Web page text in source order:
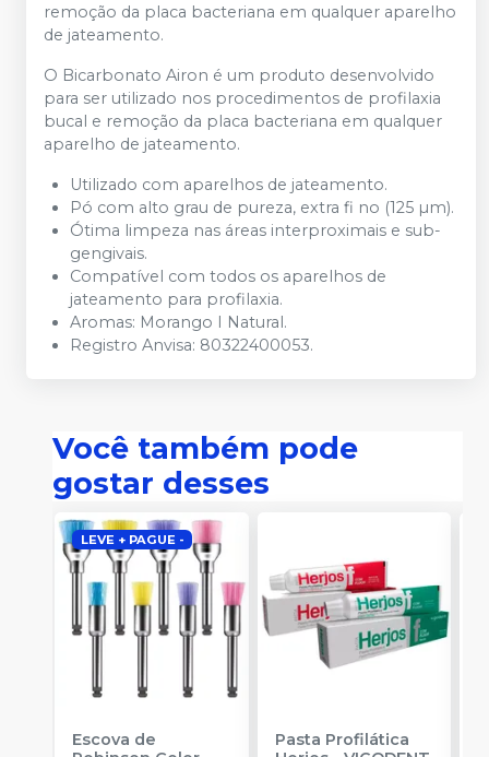
remoção da placa bacteriana em qualquer aparelho
de jateamento.
O Bicarbonato Airon é um produto desenvolvido
para ser utilizado nos procedimentos de profilaxia
bucal e remoção da placa bacteriana em qualquer
aparelho de jateamento.
Utilizado com aparelhos de jateamento.
Pó com alto grau de pureza, extra fi no (125 µm).
Ótima limpeza nas áreas interproximais e sub-
gengivais.
Compatível com todos os aparelhos de
jateamento para profilaxia.
Aromas: Morango I Natural.
Registro Anvisa: 80322400053.
Você também pode
gostar desses
LEVE + PAGUE -
Escova de
Pasta Profilática